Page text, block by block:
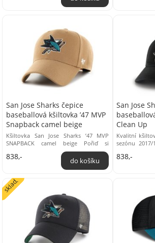
San Jose Sharks čepice
baseballová kšiltovka ’47 MVP
Snapback camel beige
Kšiltovka San Jose Sharks ’47 MVP
SNAPBACK camel beige Pořiď si
kšiltovku San Jose Sharks ’47 MVP
Snapback camel ...
838,-
San Jose
Clean Up
Kvalitní
sezónu
univerzální.
838,-
sklad.